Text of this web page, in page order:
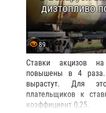
дизтопливо
89
Ставки акцизов
повышены в 4
вырастут. Для
плательщиков к
коэффициент 0,25.